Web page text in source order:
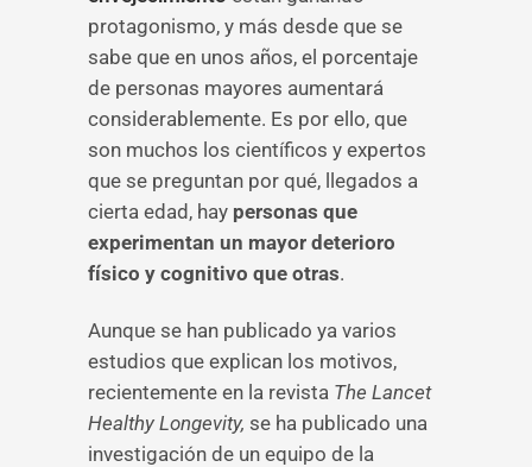
protagonismo, y más desde que se
sabe que en unos años, el porcentaje
de personas mayores aumentará
considerablemente. Es por ello, que
son muchos los científicos y expertos
que se preguntan por qué, llegados a
cierta edad, hay personas que
experimentan un mayor deterioro
físico y cognitivo que otras.
Aunque se han publicado ya varios
estudios que explican los motivos,
recientemente en la revista The Lancet
Healthy Longevity, se ha publicado una
investigación de un equipo de la